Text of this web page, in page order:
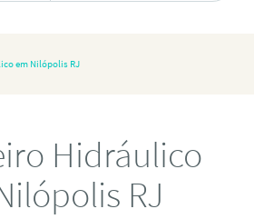
em Nilópolis RJ
Hidráulico
RJ